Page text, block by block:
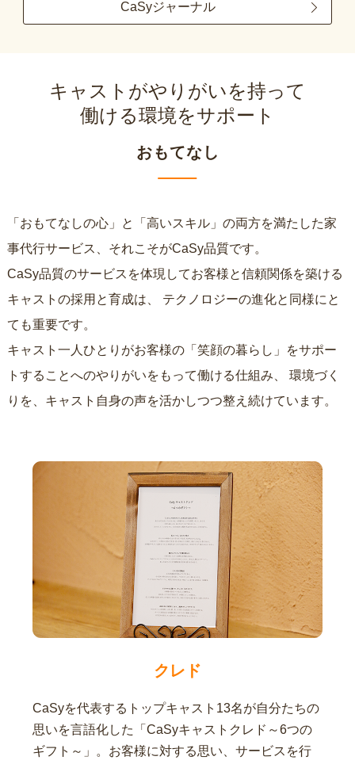
CaSyジャーナル
キャストがやりがいを持って
働ける環境をサポート
おもてなし
「おもてなしの心」と「高いスキル」の両方を満たした家
事代行サービス、それこそがCaSy品質です。
CaSy品質のサービスを体現してお客様と信頼関係を築ける
キャストの採用と育成は、
ても重要です。
キャスト一人ひとりがお客様の「笑顔の暮らし」をサポー
トすることへのやりがいをもって働ける仕組み、
りを、キャスト自身の声を活かしつつ整え続けています。
クレド
CaSyを代表するトップキャスト13名が自分たちの
思いを言語化した「CaSyキャストクレド～6つの
ギフト～」。お客様に対する思い、サービスを行